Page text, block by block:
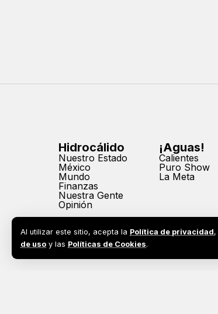
Al utilizar este sitio, acepta la Política de privacidad,
de uso y las Políticas de Cookies.
Hidrocálido
Nuestro Estado
México
Mundo
Finanzas
Nuestra Gente
Opinión
¡Aguas!
Calientes
Puro Show
La Meta